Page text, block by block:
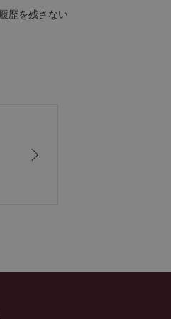
履歴を残さない